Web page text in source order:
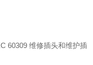
60309 维修插头和维护插